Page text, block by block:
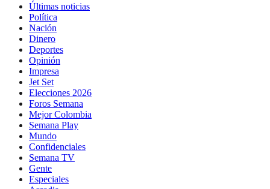
Últimas noticias
Política
Nación
Dinero
Deportes
Opinión
Impresa
Jet Set
Elecciones 2026
Foros Semana
Mejor Colombia
Semana Play
Mundo
Confidenciales
Semana TV
Gente
Especiales